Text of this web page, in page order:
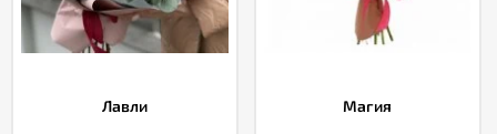
Лавли Магия